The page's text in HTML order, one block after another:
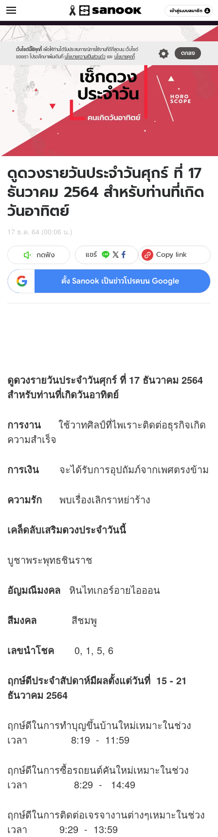
เข้าสู่ระบบสมาชิก
ดูดวง หมวดอื่นๆ
เว็บไซต์นี้ใช้คุกกี้ เพื่อให้ท่านได้รับประสบการณ์การใช้งานที่ดีที่สุดบน เว็บไซต์
ของเรา โปรดศึกษาเพิ่มเติมที่ นโยบายความเป็นส่วนตัว และ นโยบายคุกกี้
ตกลง
Sanook
//s.isanook.com/sr/0/images/logo-
new-
sanook.png
600
60
//s.isanook.com/ho/0/ud/fxd/day/daily-
horoscope-
sunday.jpg
ดูดวงรายวันประจำวันศุกร์ ที่ 17
ธันวาคม 2564 สำหรับท่านที่เกิด
วันอาทิตย์
17 ธ.ค. 64 (00:06 น.)
กดฟัง แชร์ Copy link
ตั้ง Sanook เป็นข่าวโปรดบน Google
ดูดวงรายวันประจำวันศุกร์ ที่ 17 ธันวาคม 2564
สำหรับท่านที่เกิดวันอาทิตย์
การงาน ใช้วาทศิลป์ที่ไพเราะติดต่อธุรกิจเกิด
ความสำเร็จ
การเงิน จะได้รับการอุปถัมภ์จากเพศตรงข้าม
ความรัก พบเรื่องเลิกราหย่าร้าง
เคล็ดลับเสริมดวงประจำวันนี้
บูชาพระพุทธชินราช
อัญมณีมงคล หินไทเกอร์อายไอออน
สีมงคล สีชมพู
เลขนำโชค 0, 1, 5, 6
ฤกษ์ดีประจำสัปดาห์มีผลตั้งแต่วันที่ 15 - 21
ธันวาคม 2564
ฤกษ์ดีในการทำบุญขึ้นบ้านใหม่เหมาะในช่วง
เวลา 8:19 - 11:59
ฤกษ์ดีในการซื้อรถยนต์คันใหม่เหมาะในช่วง
เวลา 8:29 - 14:49
ฤกษ์ดีในการติดต่อเจรจางานต่างๆเหมาะในช่วง
เวลา 9:29 - 13:59